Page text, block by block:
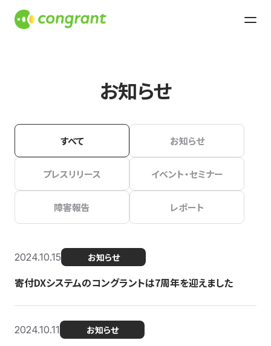
お知らせ
すべて お知らせ
プレスリリース イベント・セミナー
障害報告 レポート
2024.10.15 お知らせ
寄付DXシステムのコングラントは7周年を迎えました
2024.10.11 お知らせ